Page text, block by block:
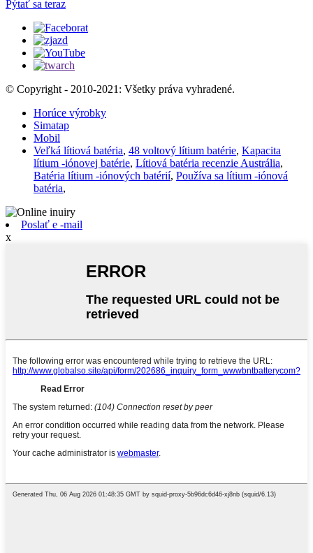
Pýtať sa teraz
© Copyright - 2010-2021: Všetky práva vyhradené.
Horúce výrobky
Simatap
Mobil
Veľká lítiová batéria, 48 voltový lítium batérie, Kapacita
lítium -iónovej batérie, Lítiová batéria recenzie Austrália,
Batéria lítium -iónových batérií, Používa sa lítium -iónová
batéria,
Poslať e -mail
x